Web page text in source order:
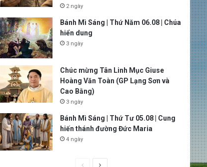
2 ngày
Bánh Mì Sáng | Thứ Năm 06.08 | Chúa
hiển dung
3 ngày
Chúc mừng Tân Linh Mục Giuse
Hoàng Văn Toàn (GP Lạng Sơn và
Cao Bằng)
3 ngày
Bánh Mì Sáng | Thứ Tư 05.08 | Cung
hiến thánh đường Đức Maria
4 ngày